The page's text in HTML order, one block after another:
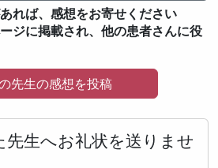
れば、感想をお寄せください
ジに掲載され、他の患者さんに役
先生の感想を投稿
先生へお礼状を送りませ